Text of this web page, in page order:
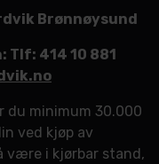
Brønnøysund
Tlf: 414 10 881
du minimum 30.000
ved kjøp av
være i kjørbar stand,